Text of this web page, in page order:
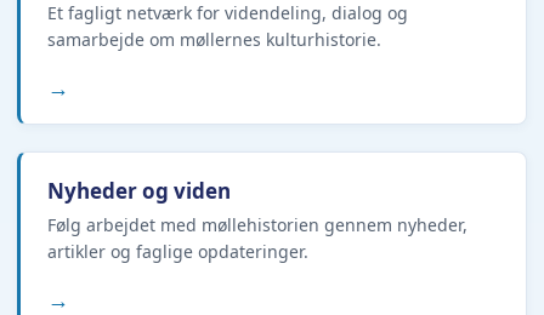
Et fagligt netværk for videndeling, dialog og
samarbejde om møllernes kulturhistorie.
→
Nyheder og viden
Følg arbejdet med møllehistorien gennem nyheder,
artikler og faglige opdateringer.
→